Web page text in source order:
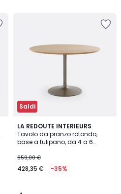
Saldi
LA REDOUTE INTERIEURS
Tavolo da pranzo rotondo,
base a tulipano, da 4 a 6
659,00 €
428,35 € -35%
4,3
/ 5